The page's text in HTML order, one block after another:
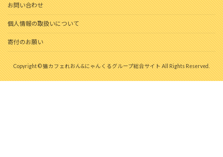
お問い合わせ
個人情報の取扱いについて
寄付のお願い
Copyright © 猫カフェれおん&にゃんくるグループ総合サイト All Rights Reserved.